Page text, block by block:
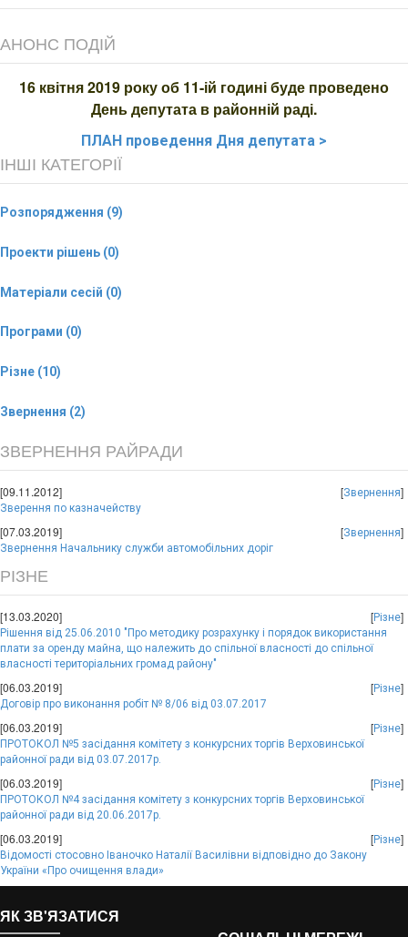
АНОНС ПОДІЙ
16 квітня 2019 року об 11-ій годині буде проведено
День депутата в районній раді.
ПЛАН проведення Дня депутата >
ІНШІ КАТЕГОРІЇ
Розпорядження (9)
Проекти рішень (0)
Матеріали сесій (0)
Програми (0)
Різне (10)
Звернення (2)
ЗВЕРНЕННЯ РАЙРАДИ
[09.11.2012] [Звернення]
Зверення по казначейству
[07.03.2019] [Звернення]
Звернення Начальнику служби автомобільних доріг
РІЗНЕ
[13.03.2020] [Різне]
Рішення від 25.06.2010 "Про методику розрахунку і порядок використання
плати за оренду майна, що належить до спільної власності до спільної
власності територіальних громад району"
[06.03.2019] [Різне]
Договір про виконання робіт № 8/06 від 03.07.2017
[06.03.2019] [Різне]
ПРОТОКОЛ №5 засідання комітету з конкурсних торгів Верховинської
районної ради від 03.07.2017р.
[06.03.2019] [Різне]
ПРОТОКОЛ №4 засідання комітету з конкурсних торгів Верховинської
районної ради від 20.06.2017р.
[06.03.2019] [Різне]
Відомості стосовно Іваночко Наталії Василівни відповідно до Закону
України «Про очищення влади»
ЯК ЗВ'ЯЗАТИСЯ